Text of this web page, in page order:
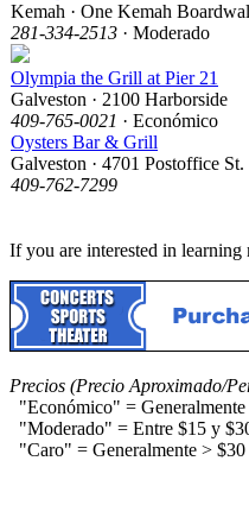
Kemah · One Kemah
281-334-2513 · Moderado
Olympia the Grill at Pier 21
Galveston · 2100 Harborside
409-765-0021 · Económico
Oysters Bar & Grill
Galveston · 4701 Postoffice St.
409-762-7299
If you are interested in
Precios (Precio Aproximado/
"Económico" =
"Moderado" = Entre $15 y
"Caro" = Generalmente > $30